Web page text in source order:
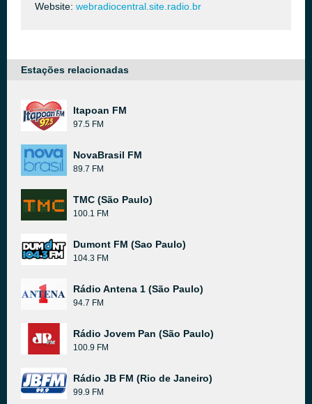
Website: webradiocentral.site.radio.br
Estações relacionadas
Itapoan FM
97.5 FM
NovaBrasil FM
89.7 FM
TMC (São Paulo)
100.1 FM
Dumont FM (Sao Paulo)
104.3 FM
Rádio Antena 1 (São Paulo)
94.7 FM
Rádio Jovem Pan (São Paulo)
100.9 FM
Rádio JB FM (Rio de Janeiro)
99.9 FM